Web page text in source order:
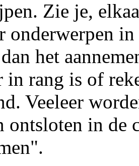
Zie je,
onderwerpen
het
in rang is of
Veeleer
ontsloten in de